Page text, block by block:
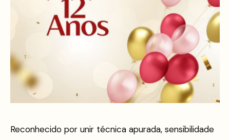
Reconhecido por unir técnica apurada, sensibilidade